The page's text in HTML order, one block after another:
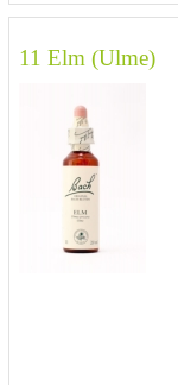
11 Elm (Ulme)